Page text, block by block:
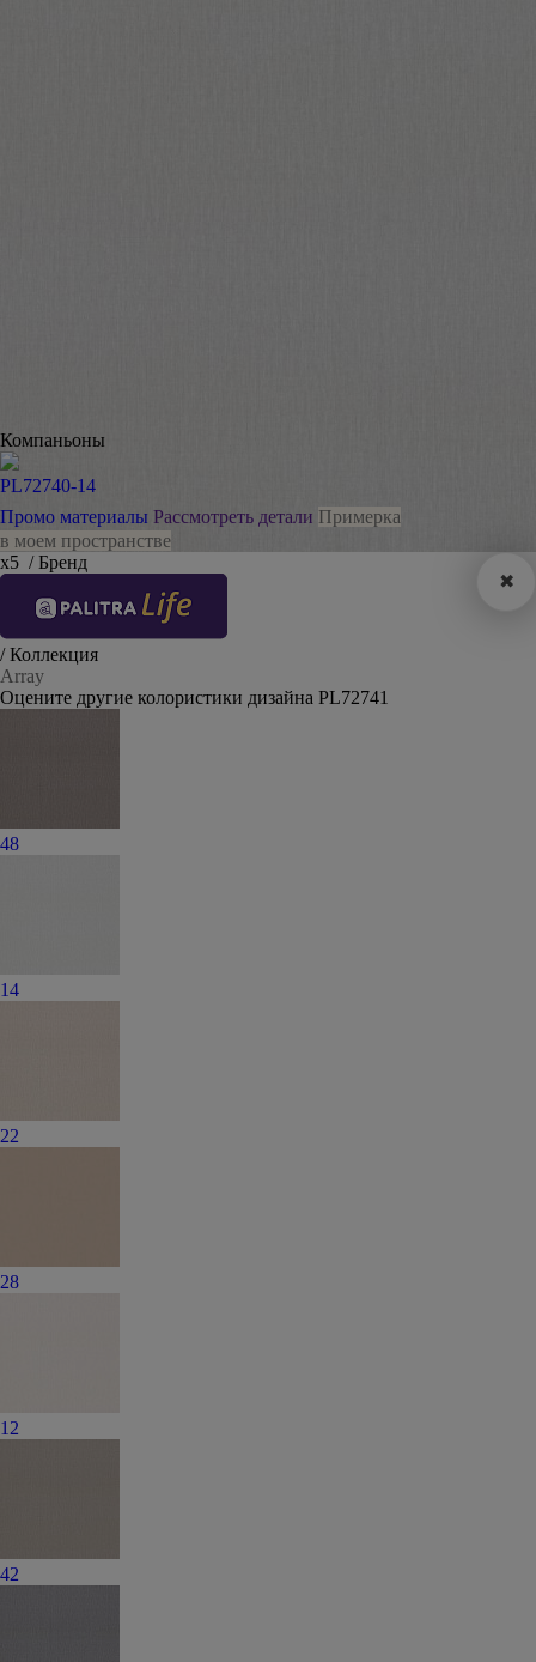
Компаньоны
PL72740-14
Промо материалы Рассмотреть детали Примерка
в моем пространстве
х5
✖
/ Бренд
/ Коллекция
Array
Оцените другие колористики дизайна PL72741
48
14
22
28
12
42